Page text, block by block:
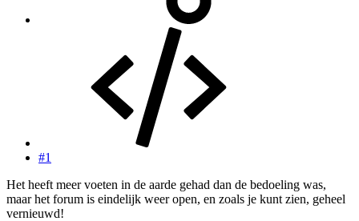
#1
Het heeft meer voeten in de aarde gehad dan de bedoeling was,
maar het forum is eindelijk weer open, en zoals je kunt zien, geheel
vernieuwd!